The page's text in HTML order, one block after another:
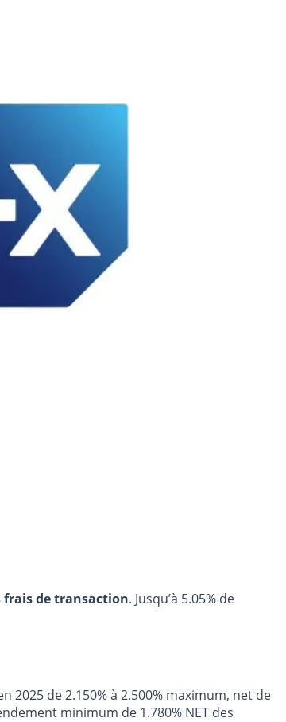
frais de transaction. Jusqu’à 5.05% de
2025 de 2.150% à 2.500% maximum, net de
minimum de 1.780% NET des